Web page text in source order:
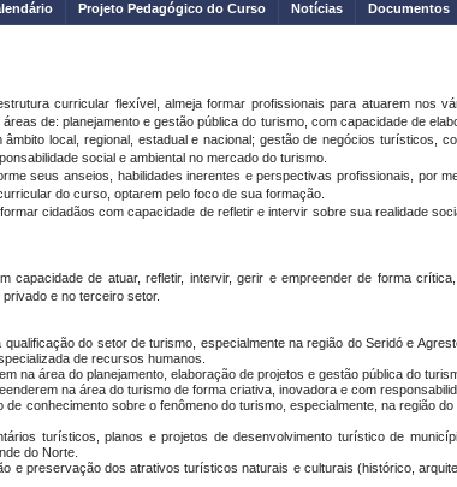
Projeto Pedagógico do Curso Notícias Documentos
curricular flexível, almeja formar profissionais para atuarem nos
de: planejamento e gestão pública do turismo, com capacidade de
local, regional, estadual e nacional; gestão de negócios turísticos,
social e ambiental no mercado do turismo.
seus anseios, habilidades inerentes e perspectivas profissionais, por
do curso, optarem pelo foco de sua formação.
cidadãos com capacidade de refletir e intervir sobre sua realidade
capacidade de atuar, refletir, intervir, gerir e empreender de forma
e no terceiro setor.
do setor de turismo, especialmente na região do Seridó e
de recursos humanos.
na área do planejamento, elaboração de projetos e gestão pública do
na área do turismo de forma criativa, inovadora e com
de conhecimento sobre o fenômeno do turismo, especialmente, na região
turísticos, planos e projetos de desenvolvimento turístico de
do Norte.
e preservação dos atrativos turísticos naturais e culturais (histórico,